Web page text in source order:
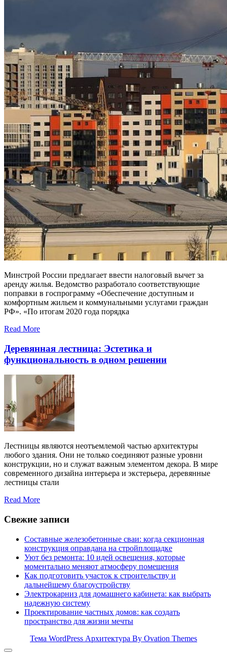
Минстрой России предлагает ввести налоговый вычет за
аренду жилья. Ведомство разработало соответствующие
поправки в госпрограмму «Обеспечение доступным и
комфортным жильем и коммунальными услугами граждан
РФ». «По итогам 2020 года порядка
Read More
Деревянная лестница: Эстетика и
функциональность в одном решении
Лестницы являются неотъемлемой частью архитектуры
любого здания. Они не только соединяют разные уровни
конструкции, но и служат важным элементом декора. В мире
современного дизайна интерьера и экстерьера, деревянные
лестницы стали
Read More
Свежие записи
Составные железобетонные сваи: когда секционная
конструкция оправдана на стройплощадке
Уют без ремонта: 10 идей освещения, которые
моментально меняют атмосферу помещения
Как подготовить участок к строительству и
дальнейшему благоустройству
Электрокарниз для домашнего кабинета: как выбрать
надежную систему
Проектирование частных домов: как создать
пространство для жизни мечты
Тема WordPress Архитектура By Ovation Themes